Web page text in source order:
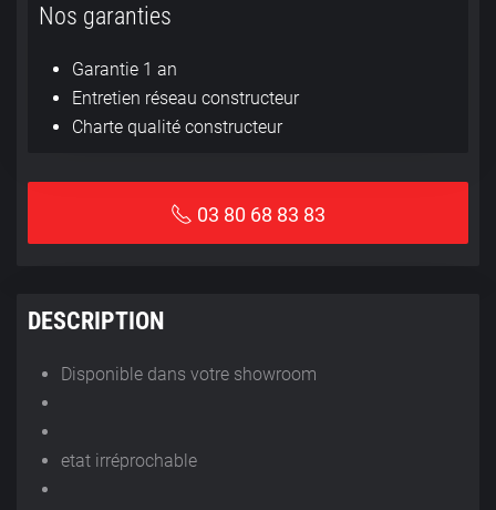
Nos garanties
Garantie 1 an
Entretien réseau constructeur
Charte qualité constructeur
03 80 68 83 83
DESCRIPTION
Disponible dans votre showroom
etat irréprochable